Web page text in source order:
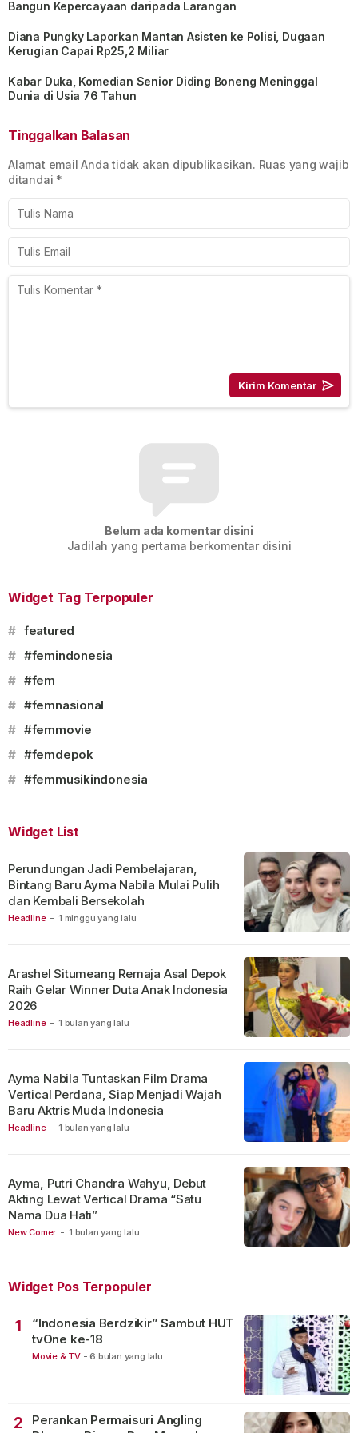
Bangun Kepercayaan daripada Larangan
Diana Pungky Laporkan Mantan Asisten ke Polisi, Dugaan
Kerugian Capai Rp25,2 Miliar
Kabar Duka, Komedian Senior Diding Boneng Meninggal
Dunia di Usia 76 Tahun
Tinggalkan Balasan
Alamat email Anda tidak akan dipublikasikan. Ruas yang wajib
ditandai *
Belum ada komentar disini
Jadilah yang pertama berkomentar disini
Widget Tag Terpopuler
# featured
# #femindonesia
# #fem
# #femnasional
# #femmovie
# #femdepok
# #femmusikindonesia
Widget List
Headline - 1 minggu yang lalu
Perundungan Jadi Pembelajaran,
Bintang Baru Ayma Nabila Mulai Pulih
dan Kembali Bersekolah
Headline - 1 bulan yang lalu
Arashel Situmeang Remaja Asal Depok
Raih Gelar Winner Duta Anak Indonesia
2026
Headline - 1 bulan yang lalu
Ayma Nabila Tuntaskan Film Drama
Vertical Perdana, Siap Menjadi Wajah
Baru Aktris Muda Indonesia
New Comer - 1 bulan yang lalu
Ayma, Putri Chandra Wahyu, Debut
Akting Lewat Vertical Drama “Satu
Nama Dua Hati”
Widget Pos Terpopuler
1
“Indonesia Berdzikir” Sambut HUT
tvOne ke-18
Movie & TV - 6 bulan yang lalu
2
Perankan Permaisuri Angling